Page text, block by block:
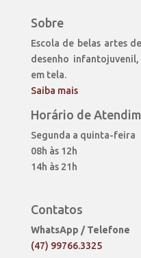
Sobre
Escola de belas artes
desenho
em tela.
Saiba mais
Horário de
Segunda a quinta-feira
08h às 12h
14h às 21h
Contatos
WhatsApp / Telefone
(47) 99766.3325